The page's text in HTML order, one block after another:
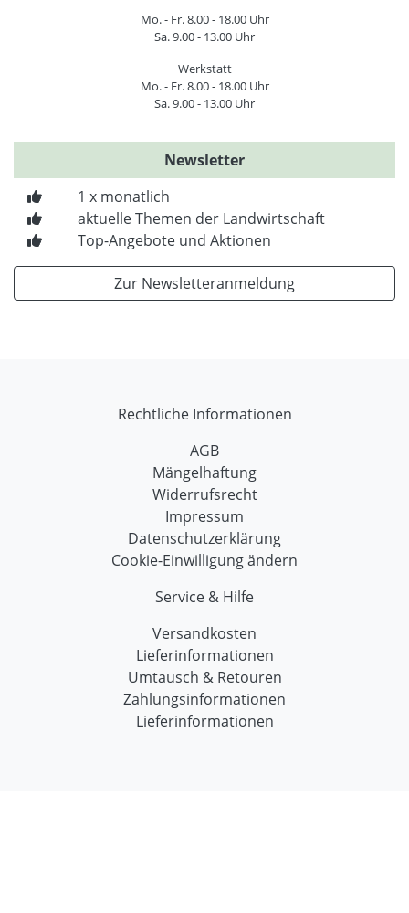
Mo. - Fr. 8.00 - 18.00 Uhr
Sa. 9.00 - 13.00 Uhr
Werkstatt
Mo. - Fr. 8.00 - 18.00 Uhr
Sa. 9.00 - 13.00 Uhr
Newsletter
1 x monatlich
aktuelle Themen der Landwirtschaft
Top-Angebote und Aktionen
Zur Newsletteranmeldung
Rechtliche Informationen
AGB
Mängelhaftung
Widerrufsrecht
Impressum
Datenschutzerklärung
Cookie-Einwilligung ändern
Service & Hilfe
Versandkosten
Lieferinformationen
Umtausch & Retouren
Zahlungsinformationen
Lieferinformationen